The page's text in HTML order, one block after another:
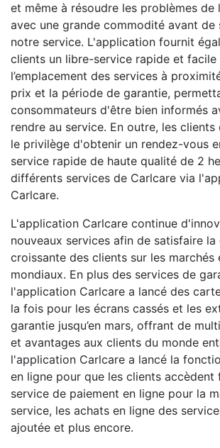
et même à résoudre les problèmes de
avec une grande commodité avant de
notre service. L'application fournit
clients un libre-service rapide et
l’emplacement des services à
prix et la période de garantie,
consommateurs d'être bien informés
rendre au service. En outre, les clients
le privilège d'obtenir un rendez-vous
service rapide de haute qualité de 2
différents services de Carlcare via
Carlcare.
L'application Carlcare continue
nouveaux services afin de satisfaire la
croissante des clients sur les marchés
mondiaux. En plus des services de
l'application Carlcare a lancé des
la fois pour les écrans cassés et les
garantie jusqu’en mars, offrant de
et avantages aux clients du monde
l'application Carlcare a lancé la
en ligne pour que les clients accèdent
service de paiement en ligne pour la
service, les achats en ligne des
ajoutée et plus encore.